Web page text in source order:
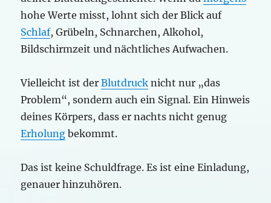
hohe Werte misst, lohnt sich der Blick auf
Schlaf, Grübeln, Schnarchen, Alkohol,
Bildschirmzeit und nächtliches Aufwachen.
Vielleicht ist derBlutdruck nicht nur „das
Problem“, sondern auch ein Signal. Ein Hinweis
deines Körpers, dass er nachts nicht genug
Erholung bekommt.
Das ist keine Schuldfrage. Es ist eine Einladung,
genauer hinzuhören.